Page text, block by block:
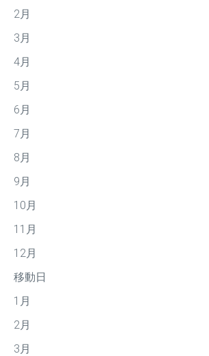
2月
3月
4月
5月
6月
7月
8月
9月
10月
11月
12月
移動日
1月
2月
3月